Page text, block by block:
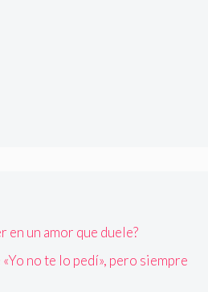
en un amor que duele?
no te lo pedí», pero siempre